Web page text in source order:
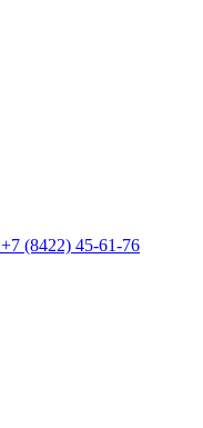
+7 (8422) 45-61-76